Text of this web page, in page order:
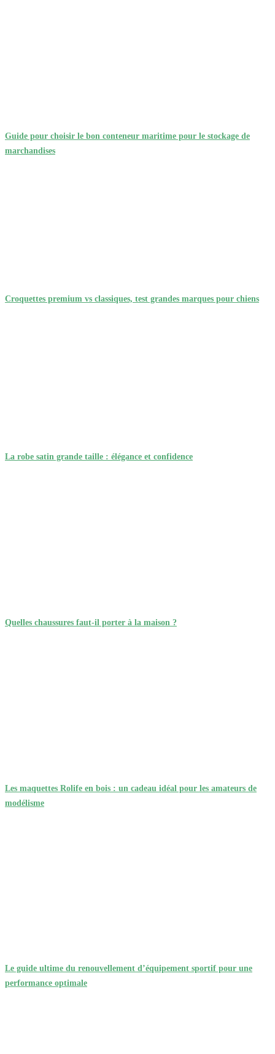
Guide pour choisir le bon conteneur maritime pour le stockage de
marchandises
Croquettes premium vs classiques, test grandes marques pour chiens
La robe satin grande taille : élégance et confidence
Quelles chaussures faut-il porter à la maison ?
Les maquettes Rolife en bois : un cadeau idéal pour les amateurs de
modélisme
Le guide ultime du renouvellement d’équipement sportif pour une
performance optimale